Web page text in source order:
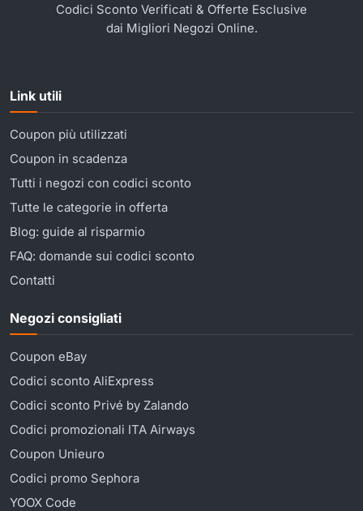
Codici Sconto Verificati & Offerte Esclusive
dai Migliori Negozi Online.
Link utili
Coupon più utilizzati
Coupon in scadenza
Tutti i negozi con codici sconto
Tutte le categorie in offerta
Blog: guide al risparmio
FAQ: domande sui codici sconto
Contatti
Negozi consigliati
Coupon eBay
Codici sconto AliExpress
Codici sconto Privé by Zalando
Codici promozionali ITA Airways
Coupon Unieuro
Codici promo Sephora
YOOX Code